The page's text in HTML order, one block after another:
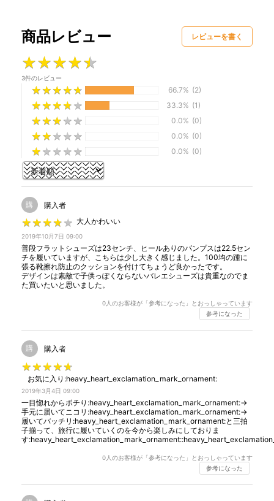
商品レビュー レビューを書く
★★★★★
★★★★★
3件のレビュー
★★★★★
★★★★★ 66.7% (2)
★★★★ ★
★★★★ ★ 33.3% (1)
★★★ ★ ★
★★★ ★ ★ 0.0% (0)
★★ ★ ★ ★
★★ ★ ★ ★ 0.0% (0)
★ ★ ★ ★ ★
★ ★ ★ ★ ★ 0.0% (0)
購 購入者
★★★★ ★
★★★★ ★ 大人かわいい
2019年10月7日 09:00
普段フラットシューズは23センチ、ヒールありのパンプスは22.5セン
チを履いていますが、こちらは少し大きく感じました。100均の踵に
張る靴擦れ防止のクッションを付けてちょうど良かったです。
デザインは素敵で子供っぽくならないバレエシューズは貴重なのでま
た買いたいと思いました。
0人のお客様が「参考になった」とおっしゃっています
参考になった
購 購入者
★★★★★
★★★★★
お気に入り:heavy_heart_exclamation_mark_ornament:️
2019年3月4日 09:00
一目惚れからポチり:heavy_heart_exclamation_mark_ornament:️→
手元に届いてニコリ:heavy_heart_exclamation_mark_ornament:️→
履いてバッチリ:heavy_heart_exclamation_mark_ornament:️と三拍
子揃って、旅行に履いていくのを今から楽しみにしておりま
す
0人のお客様が「参考になった」とおっしゃっています
参考になった